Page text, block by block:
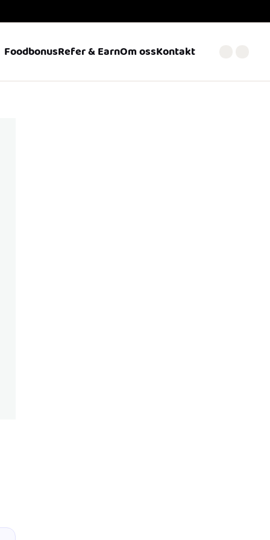
FoodbonusRefer & EarnOm ossKontakt